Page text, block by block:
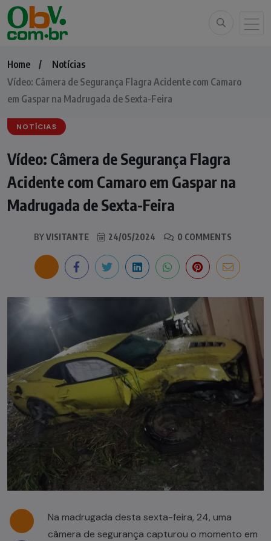
Home
Notícias
Vídeo: Câmera de Segurança Flagra Acidente com Camaro
em Gaspar na Madrugada de Sexta-Feira
NOTÍCIAS
Vídeo: Câmera de Segurança Flagra
Acidente com Camaro em Gaspar na
Madrugada de Sexta-Feira
BYVISITANTE 24/05/2024 0 COMMENTS
Na madrugada desta sexta-feira, 24, uma
câmera de segurança capturou o momento em